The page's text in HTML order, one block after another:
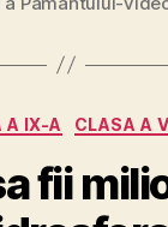
Categorii
A IX-A CLASA A
fii